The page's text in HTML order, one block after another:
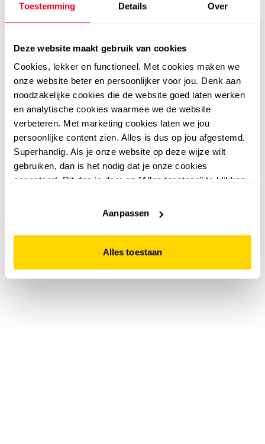
Toestemming Details Over
Deze website maakt gebruik van cookies
Cookies, lekker en functioneel. Met cookies maken we
onze website beter en persoonlijker voor jou. Denk aan
noodzakelijke cookies die de website goed laten werken
en analytische cookies waarmee we de website
verbeteren. Met marketing cookies laten we jou
persoonlijke content zien. Alles is dus op jou afgestemd.
Superhandig. Als je onze website op deze wijze wilt
gebruiken, dan is het nodig dat je onze cookies
accepteert. Dit doe je door op "Alles toestaan" te klikken.
website niet optimaal functioneert.
Aanpassen
Alles toestaan